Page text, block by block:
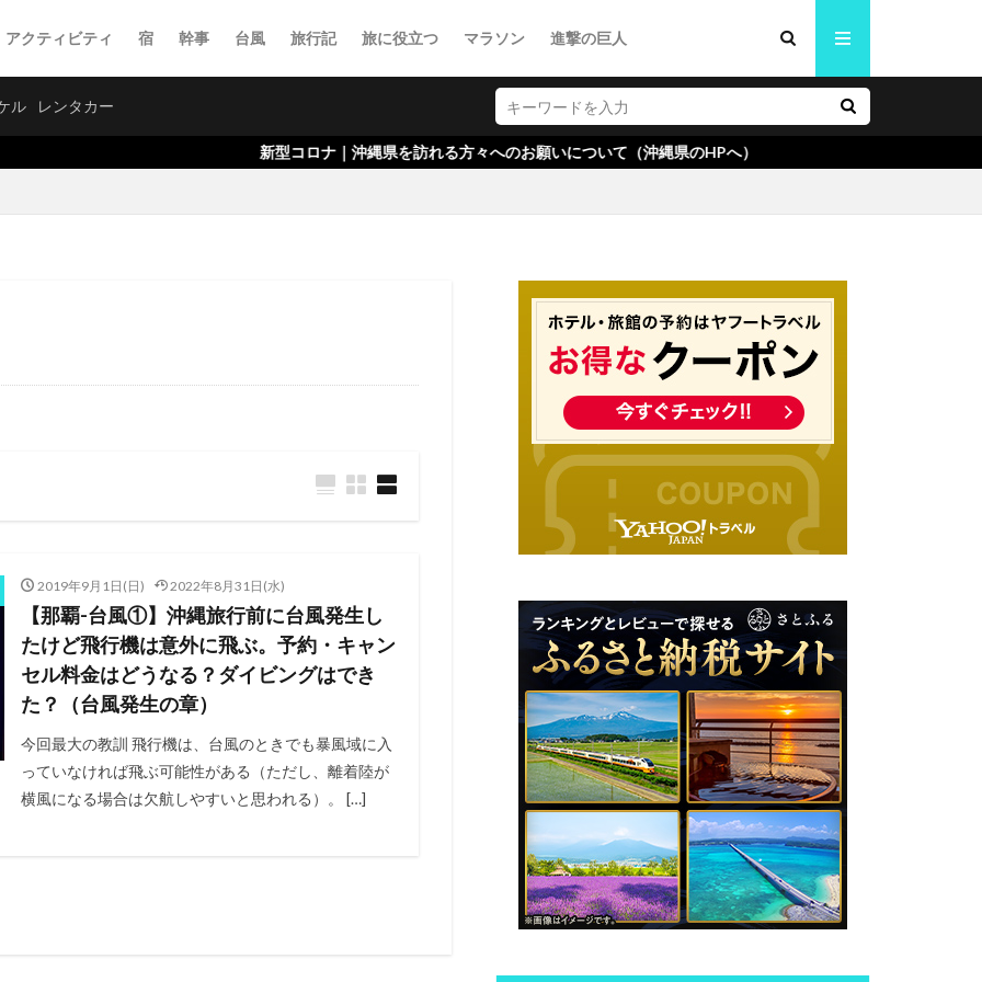
アクティビティ 宿 幹事 台風 旅行記 旅に役立つ マラソン 進撃の巨人
ル レンタカー
新型コロナ｜沖縄県を訪れる方々へのお願いについて（沖縄県のHPへ）
2019年9月1日(日) 2022年8月31日(水)
【那覇-台風①】沖縄旅行前に台風発生し
たけど飛行機は意外に飛ぶ。予約・キャン
セル料金はどうなる？ダイビングはでき
た？（台風発生の章）
今回最大の教訓 飛行機は、台風のときでも暴風域に入
っていなければ飛ぶ可能性がある（ただし、離着陸が
横風になる場合は欠航しやすいと思われる）。 […]